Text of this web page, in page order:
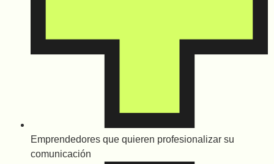
Emprendedores que quieren profesionalizar su
comunicación